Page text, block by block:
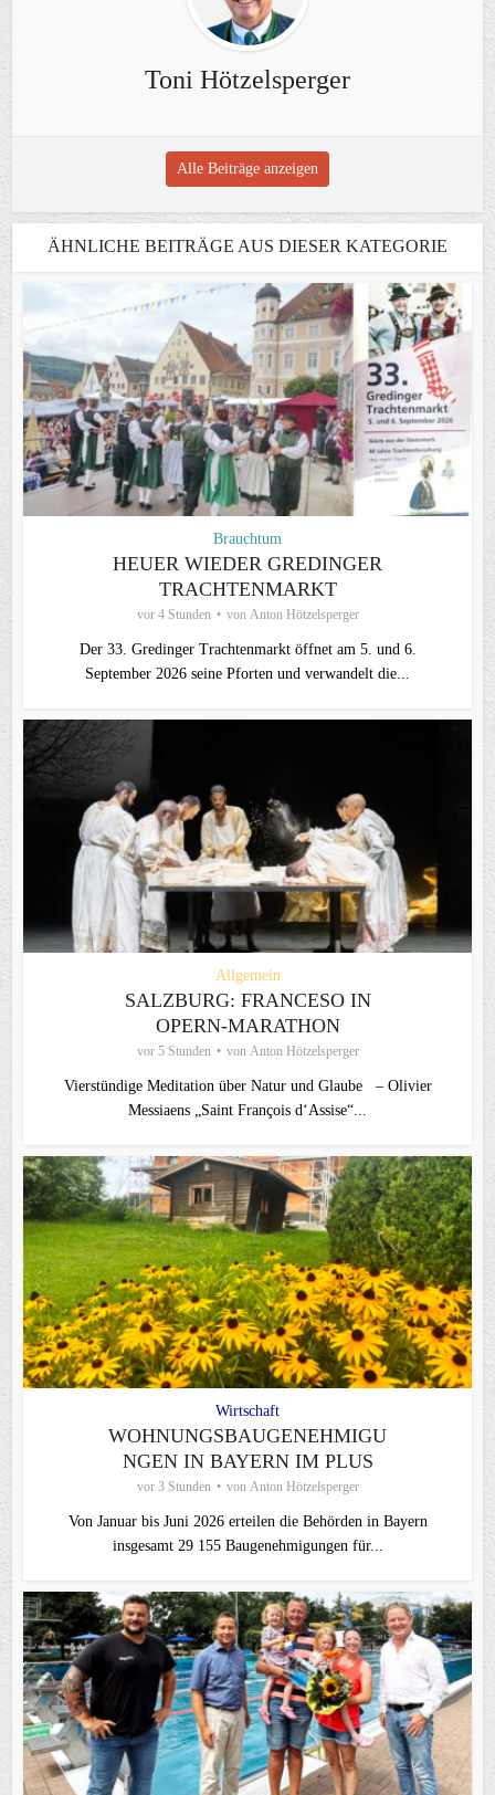
Toni Hötzelsperger
Alle Beiträge anzeigen
ÄHNLICHE BEITRÄGE AUS DIESER KATEGORIE
Brauchtum
HEUER WIEDER GREDINGER
TRACHTENMARKT
vor 4 Stunden von Anton Hötzelsperger
Der 33. Gredinger Trachtenmarkt öffnet am 5. und 6.
September 2026 seine Pforten und verwandelt die...
Allgemein
SALZBURG: FRANCESO IN
OPERN-MARATHON
vor 5 Stunden von Anton Hötzelsperger
Vierstündige Meditation über Natur und Glaube – Olivier
Messiaens „Saint François d‘Assise“...
Wirtschaft
WOHNUNGSBAUGENEHMIGU
NGEN IN BAYERN IM PLUS
vor 3 Stunden von Anton Hötzelsperger
Von Januar bis Juni 2026 erteilen die Behörden in Bayern
insgesamt 29 155 Baugenehmigungen für...